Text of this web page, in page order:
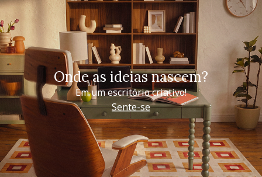
Onde as ideias nascem?
Em um escritório criativo!
Sente-se